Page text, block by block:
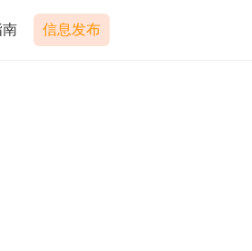
南 信息发布